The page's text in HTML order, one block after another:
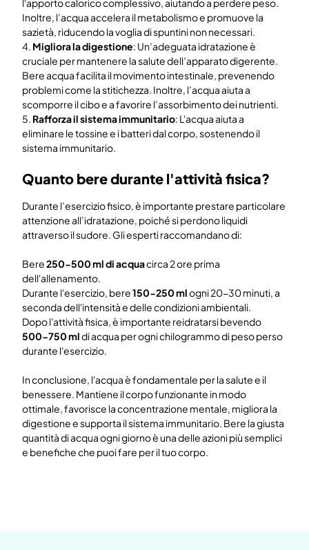
l'apporto calorico complessivo, aiutando a perdere peso.
Inoltre, l’acqua accelera il metabolismo e promuove la
sazietà, riducendo la voglia di spuntini non necessari.
4. Migliora la digestione: Un’adeguata idratazione è
cruciale per mantenere la salute dell’apparato digerente.
Bere acqua facilita il movimento intestinale, prevenendo
problemi come la stitichezza. Inoltre, l’acqua aiuta a
scomporre il cibo e a favorire l’assorbimento dei nutrienti.
5. Rafforza il sistema immunitario: L'acqua aiuta a
eliminare le tossine e i batteri dal corpo, sostenendo il
sistema immunitario.
Quanto bere durante l'attività fisica?
Durante l’esercizio fisico, è importante prestare particolare
attenzione all’idratazione, poiché si perdono liquidi
attraverso il sudore. Gli esperti raccomandano di:
Bere250-500 ml di acquacirca 2 ore prima
dell'allenamento.
Durante l'esercizio, bere150-250 mlogni 20-30 minuti, a
seconda dell'intensità e delle condizioni ambientali.
Dopo l'attività fisica, è importante reidratarsi bevendo
500-750 mldi acqua per ogni chilogrammo di peso perso
durante l'esercizio.
In conclusione, l'acqua è fondamentale per la salute e il
benessere. Mantiene il corpo funzionante in modo
ottimale, favorisce la concentrazione mentale, migliora la
digestione e supporta il sistema immunitario. Bere la giusta
quantità di acqua ogni giorno è una delle azioni più semplici
e benefiche che puoi fare per il tuo corpo.